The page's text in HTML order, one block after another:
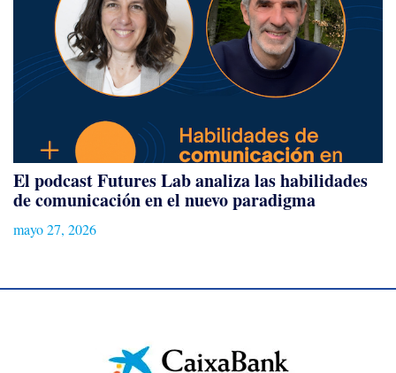
El podcast Futures Lab analiza las habilidades
de comunicación en el nuevo paradigma
mayo 27, 2026